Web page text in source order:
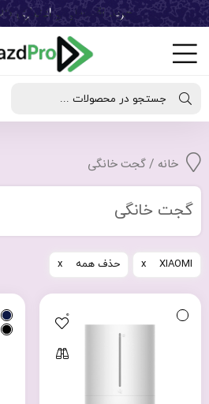
جستجو در محصولات ...
خانه / گجت خانگی
گجت خانگی
XIAOMI حذف همه
0